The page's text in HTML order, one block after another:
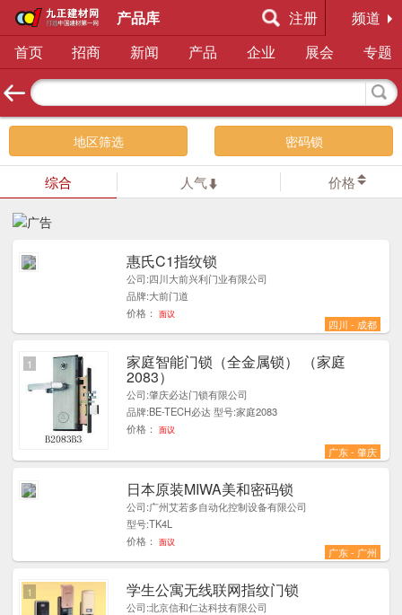
产品库 注册
频道
首页
招商 新闻 产品 企业 展会 专题
地区筛选 密码锁
综合 人气 价格
惠氏C1指纹锁
公司:四川大前兴利门业有限公司
品牌:大前门道
价格：
面议
四川 - 成都
1
家庭智能门锁（全金属锁） （家庭
2083）
公司:肇庆必达门锁有限公司
品牌:BE-TECH必达 型号:家庭2083
价格：
面议
广东 - 肇庆
1
日本原装MIWA美和密码锁
公司:广州艾若多自动化控制设备有限公司
型号:TK4L
价格：
面议
广东 - 广州
1
学生公寓无线联网指纹门锁
公司:北京信和仁达科技有限公司
1